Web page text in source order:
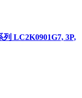
列 LC2K0901G7, 3P,